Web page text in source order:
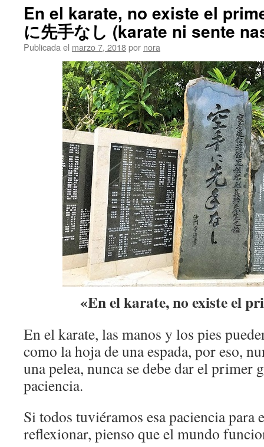
En el karate, no existe el
に先手なし (karate ni sente
Publicada el marzo 7, 2018por nora
«En el karate, no existe el
En el karate, las manos y los pies
como la hoja de una espada, por eso,
una pelea, nunca se debe dar el primer
paciencia.
Si todos tuviéramos esa paciencia para
reflexionar, pienso que el mundo